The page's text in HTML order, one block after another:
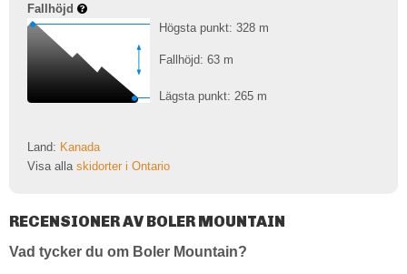
Fallhöjd
Högsta punkt: 328 m
Fallhöjd: 63 m
Lägsta punkt: 265 m
Land: Kanada
Visa alla skidorter i Ontario
RECENSIONER AV BOLER MOUNTAIN
Vad tycker du om Boler Mountain?